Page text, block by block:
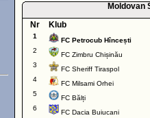
Moldovan
Nr
Klub
1
FC Petrocub Hîncești
2
FC Zimbru Chișinău
3
FC Sheriff Tiraspol
4
FC Milsami Orhei
5
FC Bălți
6
FC Dacia Buiucani